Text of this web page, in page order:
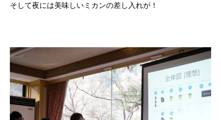
そして夜には美味しいミカンの差し入れが！